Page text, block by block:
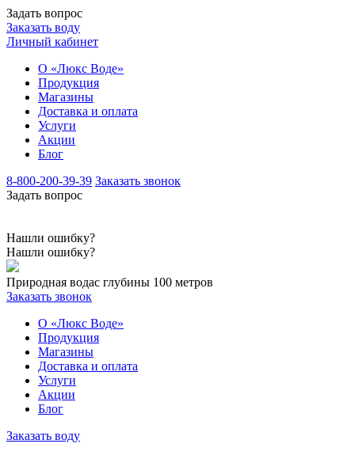
Задать вопрос
Заказать воду
Личный кабинет
О «Люкс Воде»
Продукция
Магазины
Доставка и оплата
Услуги
Акции
Блог
8-800-200-39-39 Заказать звонок
Задать вопрос
Нашли ошибку?
Нашли ошибку?
Природная водас глубины 100 метров
Заказать звонок
О «Люкс Воде»
Продукция
Магазины
Доставка и оплата
Услуги
Акции
Блог
Заказать воду